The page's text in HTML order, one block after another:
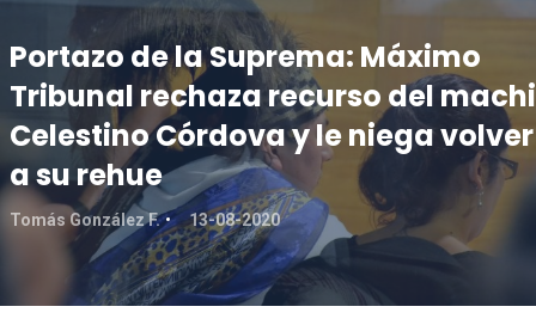
Portazo de la Suprema: Máximo
Tribunal rechaza recurso del machi
Celestino Córdova y le niega volver
a su rehue
Tomás González F. 13-08-2020